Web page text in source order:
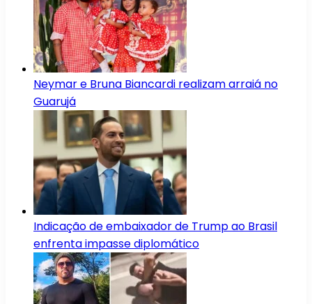
Neymar e Bruna Biancardi realizam arraiá no
Guarujá
Indicação de embaixador de Trump ao Brasil
enfrenta impasse diplomático